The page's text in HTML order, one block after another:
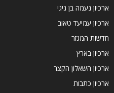
ארכיון נעמה בן גיגי
ארכיון עמיעד טאוב
חדשות המגזר
ארכיון בארץ
ארכיון השאלון הקצר
ארכיון כתבות